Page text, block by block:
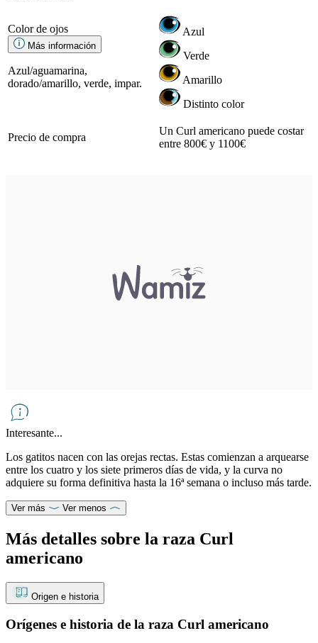
Color de ojos
Más información
Azul/aguamarina,
dorado/amarillo, verde, impar.
Azul
Verde
Amarillo
Distinto color
Precio de compra
Un Curl americano puede costar
entre 800€ y 1100€
Interesante...
Los gatitos nacen con las orejas rectas. Estas comienzan a arquearse
entre los cuatro y los siete primeros días de vida, y la curva no
adquiere su forma definitiva hasta la 16ª semana o incluso más tarde.
Ver más Ver menos
Más detalles sobre la raza Curl
americano
Origen e historia
Orígenes e historia de la raza Curl americano